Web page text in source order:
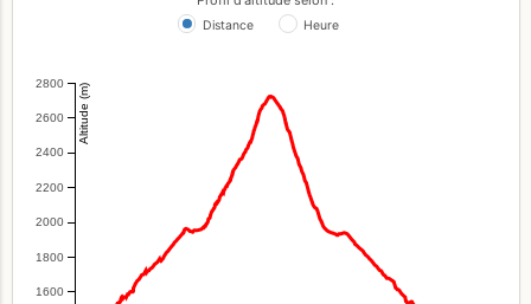
Distance Heure
1600
1800
2000
2200
2400
2600
2800 Altitude (m)